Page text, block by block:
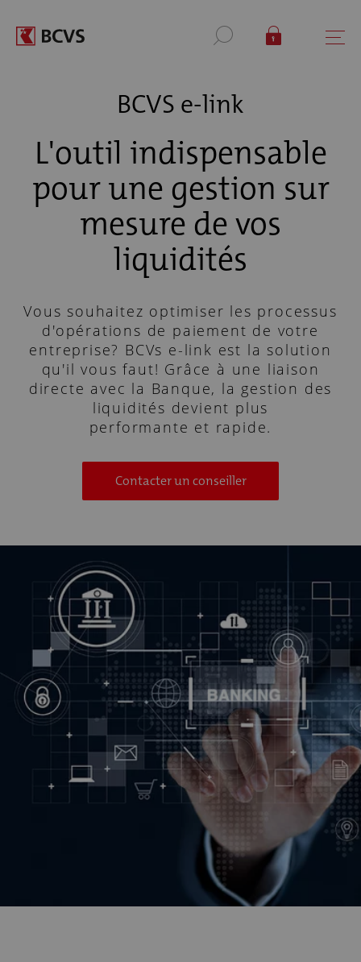
BCVS e-link
L'outil indispensable
pour une gestion sur
mesure de vos
liquidités
Vous souhaitez optimiser les processus
d'opérations de paiement de votre
entreprise? BCVs e-link est la solution
qu'il vous faut! Grâce à une liaison
directe avec la Banque, la gestion des
liquidités devient plus
performante et rapide.
Contacter un conseiller